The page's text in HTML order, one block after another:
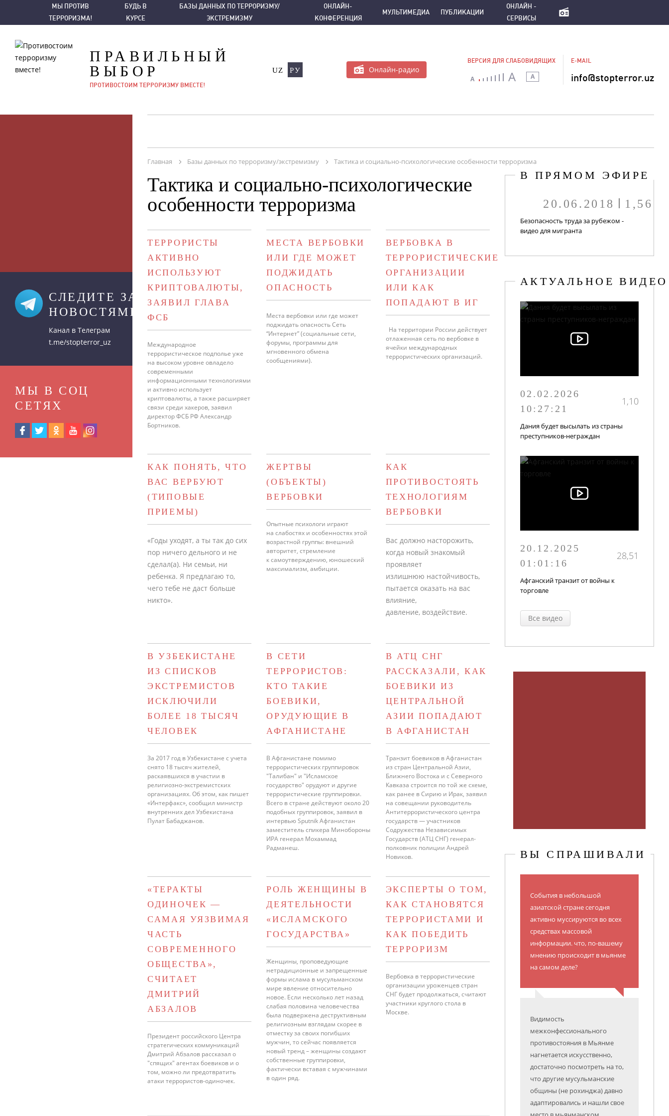
МЫ ПРОТИВ ТЕРРОРИЗМА! БУДЬ В КУРСЕ БАЗЫ ДАННЫХ ПО ТЕРРОРИЗМУ/ЭКСТРЕМИЗМУ ОНЛАЙН-КОНФЕРЕНЦИЯ ОНЛАЙН - СЕРВИСЫ
МЫ ПРОТИВ
ТЕРРОРИЗМА!
БУДЬ В
КУРСЕ
БАЗЫ ДАННЫХ ПО ТЕРРОРИЗМУ/
ЭКСТРЕМИЗМУ
ОНЛАЙН-
КОНФЕРЕНЦИЯ
МУЛЬТИМЕДИА ПУБЛИКАЦИИ
ОНЛАЙН -
СЕРВИСЫ
ПРАВИЛЬНЫЙ
ВЫБОР
ПРОТИВОСТОИМ ТЕРРОРИЗМУ ВМЕСТЕ!
UZ РУ Онлайн-радио
ВЕРСИЯ ДЛЯ СЛАБОВИДЯЩИХ
A A A
E-MAIL
info@stopterror.uz
СЛЕДИТЕ ЗА
НОВОСТЯМИ
Канал в Телеграм
t.me/stopterror_uz
МЫ В СОЦ
СЕТЯХ
Главная Базы данных по терроризму/экстремизму Тактика и социально-психологические особенности терроризма
В ПРЯМОМ ЭФИРЕ
20.06.2018 1,56
Безопасность труда за рубежом -
видео для мигранта
АКТУАЛЬНОЕ ВИДЕО
02.02.2026
10:27:21
1,10
Дания будет высылать из страны
преступников-неграждан
20.12.2025
01:01:16
28,51
Афганский транзит от войны к
торговле
Все видео
ВЫ СПРАШИВАЛИ
События в небольшой
азиатской стране сегодня
активно муссируются во всех
средствах массовой
информации. что, по-вашему
мнению происходит в мьянме
на самом деле?
Видимость
межконфессионального
противостояния в Мьянме
нагнетается искусственно,
достаточно посмотреть на то,
что другие мусульманские
общины (не рохинджа) давно
адаптировались и нашли свое
Тактика и социально-психологические
особенности терроризма
ТЕРРОРИСТЫ
АКТИВНО
ИСПОЛЬЗУЮТ
КРИПТОВАЛЮТЫ,
ЗАЯВИЛ ГЛАВА
ФСБ
Международное
террористическое подполье уже
на высоком уровне овладело
современными
информационными технологиями
и активно использует
криптовалюты, а также расширяет
связи среди хакеров, заявил
директор ФСБ РФ Александр
Бортников.
МЕСТА ВЕРБОВКИ
ИЛИ ГДЕ МОЖЕТ
ПОДЖИДАТЬ
ОПАСНОСТЬ
Места вербовки или где может
поджидать опасность Сеть
“Интернет” (социальные сети,
форумы, программы для
мгновенного обмена
сообщениями).
ВЕРБОВКА В
ТЕРРОРИСТИЧЕСКИЕ
ОРГАНИЗАЦИИ
ИЛИ КАК
ПОПАДАЮТ В ИГ
На территории России действует
отлаженная сеть по вербовке в
ячейки международных
террористических организаций.
КАК ПОНЯТЬ, ЧТО
ВАС ВЕРБУЮТ
(ТИПОВЫЕ
ПРИЕМЫ)
«Годы уходят, а ты так до сих
пор ничего дельного и не
сделал(а). Ни семьи, ни
ребенка. Я предлагаю то,
чего тебе не даст больше
никто».
ЖЕРТВЫ
(ОБЪЕКТЫ)
ВЕРБОВКИ
Опытные психологи играют
на слабостях и особенностях этой
возрастной группы: внешний
авторитет, стремление
к самоутверждению, юношеский
максимализм, амбиции.
КАК
ПРОТИВОСТОЯТЬ
ТЕХНОЛОГИЯМ
ВЕРБОВКИ
Вас должно насторожить,
когда новый знакомый
проявляет
излишнюю настойчивость,
пытается оказать на вас
влияние,
давление, воздействие.
В УЗБЕКИСТАНЕ
ИЗ СПИСКОВ
ЭКСТРЕМИСТОВ
ИСКЛЮЧИЛИ
БОЛЕЕ 18 ТЫСЯЧ
ЧЕЛОВЕК
За 2017 год в Узбекистане с учета
снято 18 тысяч жителей,
раскаявшихся в участии в
религиозно-экстремистских
организациях. Об этом, как пишет
«Интерфакс», сообщил министр
внутренних дел Узбекистана
Пулат Бабаджанов.
В СЕТИ
ТЕРРОРИСТОВ:
КТО ТАКИЕ
БОЕВИКИ,
ОРУДУЮЩИЕ В
АФГАНИСТАНЕ
В Афганистане помимо
террористических группировок
"Талибан" и "Исламское
государство" орудуют и другие
террористические группировки.
Всего в стране действуют около 20
подобных группировок, заявил в
интервью Sputnik Афганистан
заместитель спикера Минобороны
ИРА генерал Мохаммад
Радманеш.
В АТЦ СНГ
РАССКАЗАЛИ, КАК
БОЕВИКИ ИЗ
ЦЕНТРАЛЬНОЙ
АЗИИ ПОПАДАЮТ
В АФГАНИСТАН
Транзит боевиков в Афганистан
из стран Центральной Азии,
Ближнего Востока и с Северного
Кавказа строится по той же схеме,
как ранее в Сирию и Ирак, заявил
на совещании руководитель
Антитеррористического центра
государств — участников
Содружества Независимых
Государств (АТЦ СНГ) генерал-
полковник полиции Андрей
Новиков.
«ТЕРАКТЫ
ОДИНОЧЕК —
САМАЯ УЯЗВИМАЯ
ЧАСТЬ
СОВРЕМЕННОГО
ОБЩЕСТВА»,
СЧИТАЕТ
ДМИТРИЙ
АБЗАЛОВ
Президент российского Центра
стратегических коммуникаций
Дмитрий Абзалов рассказал о
"спящих" агентах боевиков и о
том, можно ли предотвратить
атаки террористов-одиночек.
РОЛЬ ЖЕНЩИНЫ В
ДЕЯТЕЛЬНОСТИ
«ИСЛАМСКОГО
ГОСУДАРСТВА»
Женщины, проповедующие
нетрадиционные и запрещенные
формы ислама в мусульманском
мире явление относительно
новое. Если несколько лет назад
слабая половина человечества
была подвержена деструктивным
религиозным взглядам скорее в
отместку за своих погибших
мужчин, то сейчас появляется
новый тренд – женщины создают
собственные группировки,
фактически вставая с мужчинами
в один ряд.
ЭКСПЕРТЫ О ТОМ,
КАК СТАНОВЯТСЯ
ТЕРРОРИСТАМИ И
КАК ПОБЕДИТЬ
ТЕРРОРИЗМ
Вербовка в террористические
организации уроженцев стран
СНГ будет продолжаться, считают
участники круглого стола в
Москве.